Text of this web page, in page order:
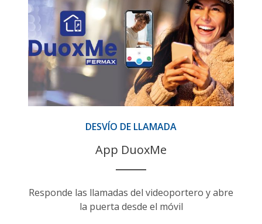
DESVÍO DE LLAMADA
App DuoxMe
Responde las llamadas del videoportero y abre
la puerta desde el móvil